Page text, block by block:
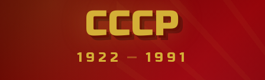
СССР
1922 — 1991